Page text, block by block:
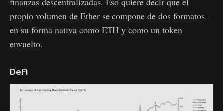
propio volumen de Ether se compone de dos formatos -
en su forma nativa como ETH y como un token
envuelto.
DeFi